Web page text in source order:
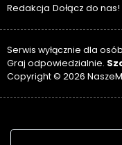
Redakcja Dołącz do nas!
Serwis wyłącznie dla
Graj odpowiedzialnie.
Copyright © 2026